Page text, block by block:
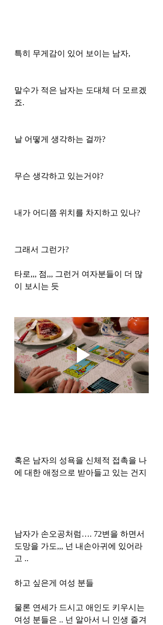
특히 무게감이 있어 보이는 남자,
말수가 적은 남자는 도대체 더 모르겠
죠.
날 어떻게 생각하는 걸까?
무슨 생각하고 있는거야?
내가 어디쯤 위치를 차지하고 있나?
그래서 그런가?
타로,,, 점,,, 그런거 여자분들이 더 많
이 보시는 듯
혹은 남자의 성욕을 신체적 접촉을 나
에 대한 애정으로 받아들고 있는 건지
남자가 손오공처럼…. 72변을 하면서
도망을 가도,,, 넌 내손아귀에 있어라
고 ..
하고 싶은게 여성 분들
물론 연세가 드시고 애인도 키우시는
여성 분들은 .. 넌 알아서 니 인생 즐겨